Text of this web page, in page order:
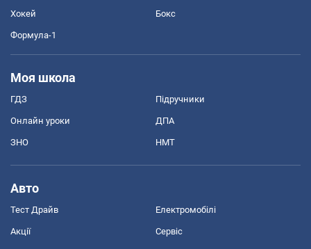
Хокей Бокс
Формула-1
Моя школа
ГДЗ Підручники
Онлайн уроки ДПА
ЗНО НМТ
Авто
Тест Драйв Електромобілі
Акції Сервіс